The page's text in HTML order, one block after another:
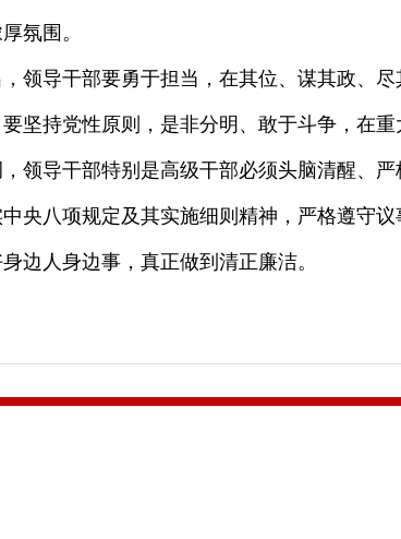
氛围。
导干部要勇于担当，在其位、谋其政、尽
坚持党性原则，是非分明、敢于斗争，在重
导干部特别是高级干部必须头脑清醒、严
央八项规定及其实施细则精神，严格遵守
边人身边事，真正做到清正廉洁。